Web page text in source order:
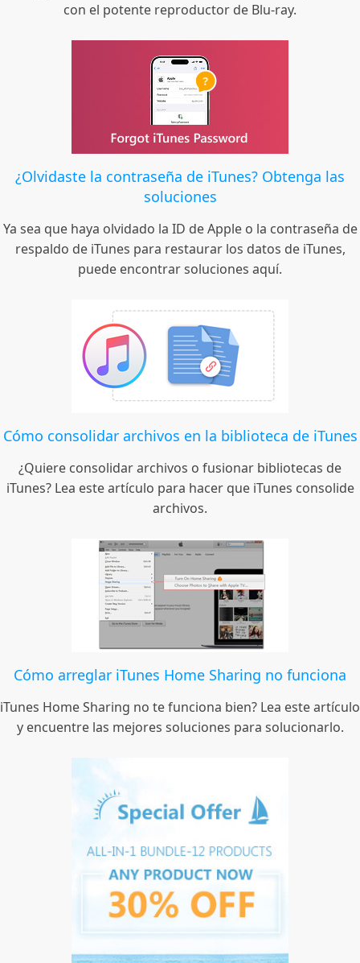
con el potente reproductor de Blu-ray.
¿Olvidaste la contraseña de iTunes? Obtenga las
soluciones
Ya sea que haya olvidado la ID de Apple o la contraseña de
respaldo de iTunes para restaurar los datos de iTunes,
puede encontrar soluciones aquí.
Cómo consolidar archivos en la biblioteca de iTunes
¿Quiere consolidar archivos o fusionar bibliotecas de
iTunes? Lea este artículo para hacer que iTunes consolide
archivos.
Cómo arreglar iTunes Home Sharing no funciona
iTunes Home Sharing no te funciona bien? Lea este artículo
y encuentre las mejores soluciones para solucionarlo.